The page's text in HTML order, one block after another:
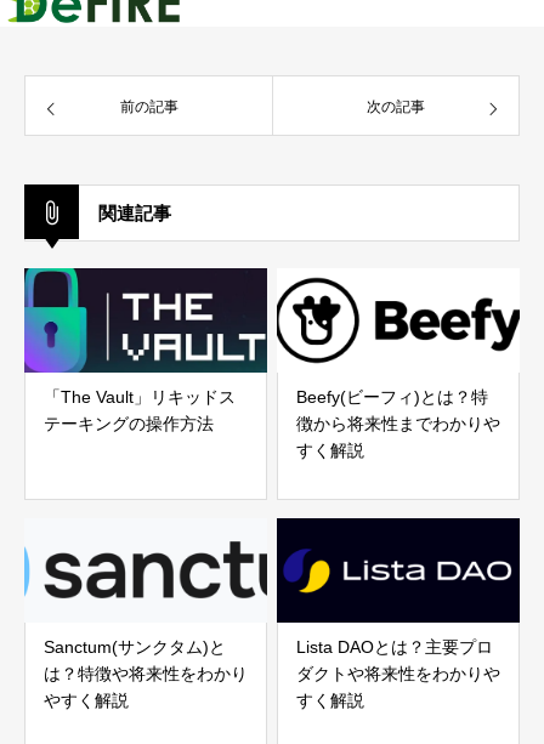
前の記事 次の記事
関連記事
「The Vault」リキッドス
テーキングの操作方法
Beefy(ビーフィ)とは？特
徴から将来性までわかりや
すく解説
Sanctum(サンクタム)と
は？特徴や将来性をわかり
やすく解説
Lista DAOとは？主要プロ
ダクトや将来性をわかりや
すく解説